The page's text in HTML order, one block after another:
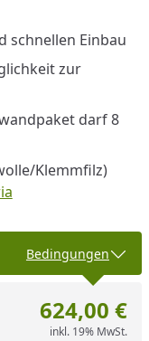
schnellen Einbau
zur
darf 8
Klemmfilz)
Bedingungen
624,00 €
inkl. 19% MwSt.